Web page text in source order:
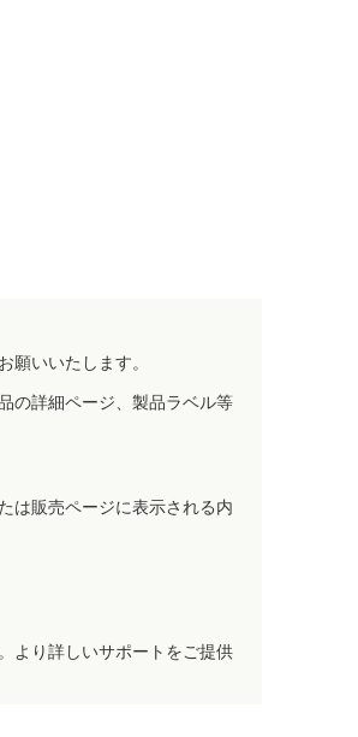
願いいたします。
の詳細ページ、製品ラベル等
は販売ページに表示される内
より詳しいサポートをご提供